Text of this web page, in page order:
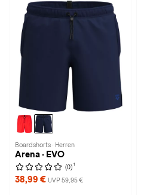
Boardshorts · Herren
Arena · EVO
(0) 1
38,99 € UVP 59,95 €